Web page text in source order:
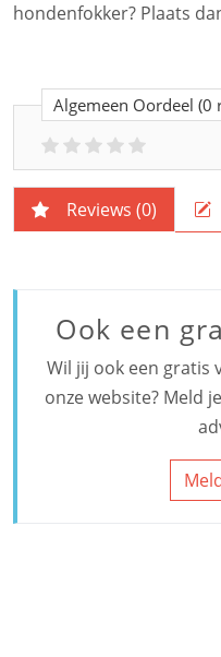
hondenfokker? Plaats
Algemeen Oordeel (0
Reviews (0)
Ook een
Wil jij ook een gratis
onze website? Meld